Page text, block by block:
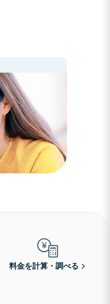
料金を計算・調べる